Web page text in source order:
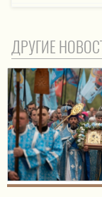
ДРУГИЕ